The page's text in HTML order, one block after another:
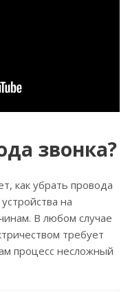
звонка?
как убрать провода
на
В любом случае
требует
процесс несложный